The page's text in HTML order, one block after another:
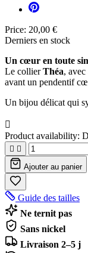
Price: 20,00 €
Derniers en stock
Un cœur en toute
Le collierThéa,
avant un pendentif
Un bijou délicat qui

Product availability:
 
Ajouter au panier
Guide des tailles
Ne ternit pas
Sans nickel
Livraison 2–5 j